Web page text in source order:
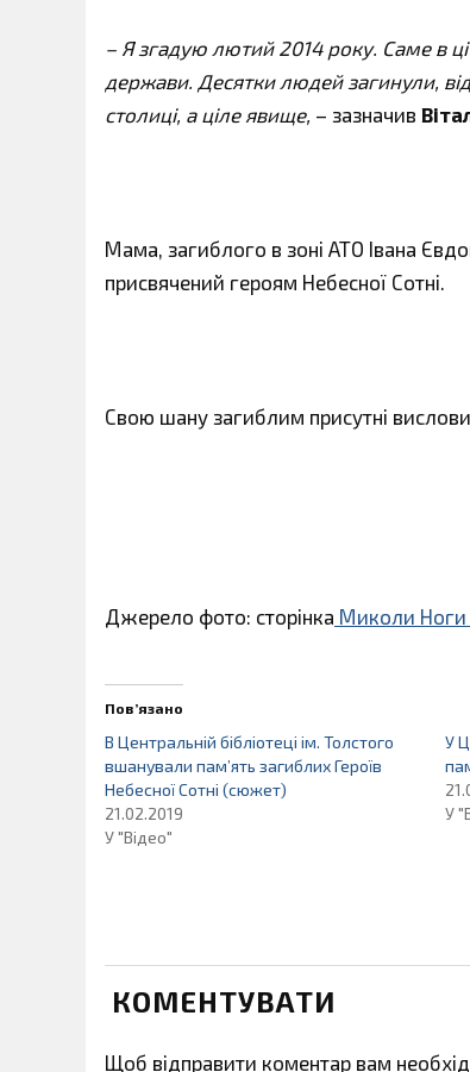
– Я згадую лютий 2014 року. Саме в ці
держави. Десятки людей загинули,
столиці, а ціле явище, – зазначив
Мама, загиблого в зоні АТО Івана
присвячений героям Небесної Сотні.
Свою шану загиблим присутні
Джерело фото: сторінка Миколи Ноги
Пов’язано
В Центральній бібліотеці ім. Толстого
вшанували пам’ять загиблих Героїв
Небесної Сотні (cюжет)
21.02.2019
У "Відео"
У
У
КОМЕНТУВАТИ
Щоб відправити коментар вам